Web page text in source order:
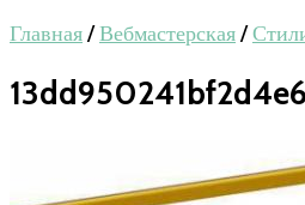
Главная/Вебмастерская/